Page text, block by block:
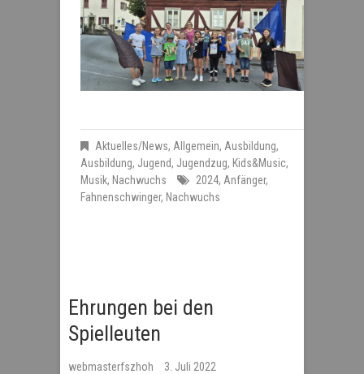
Aktuelles/News, Allgemein, Ausbildung,
Ausbildung, Jugend, Jugendzug, Kids&Music,
Musik, Nachwuchs 2024, Anfänger,
Fahnenschwinger, Nachwuchs
Ehrungen bei den
Spielleuten
webmasterfszhoh 3. Juli 2022